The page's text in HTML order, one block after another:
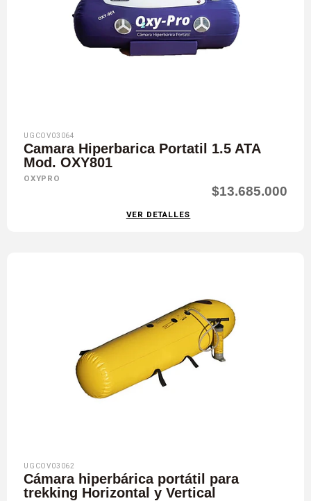
UGCOV03064
Camara Hiperbarica Portatil 1.5 ATA
Mod. OXY801
OXYPRO
$13.685.000
VER DETALLES
UGCOV03062
Cámara hiperbárica portátil para
trekking Horizontal y Vertical